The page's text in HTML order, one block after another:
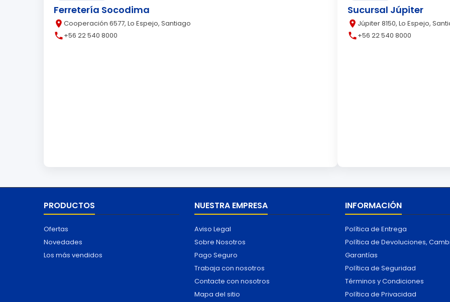
Ferretería Socodima
place Cooperación 6577, Lo Espejo, Santiago
call+56 22 540 8000
Sucursal Júpiter
place Júpiter 8150, Lo Espejo,
call+56 22 540 8000
PRODUCTOS
Ofertas
Novedades
Los más vendidos
NUESTRA EMPRESA
Aviso Legal
Sobre Nosotros
Pago Seguro
Trabaja con nosotros
Contacte con nosotros
Mapa del sitio
INFORMACIÓN
Política de Entrega
Política de Devoluciones,
Garantías
Política de Seguridad
Términos y Condiciones
Política de Privacidad